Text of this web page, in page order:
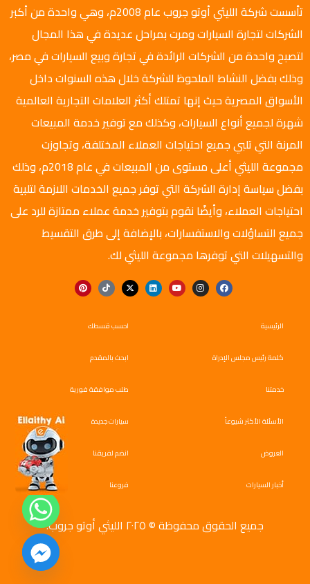
تأسست شركة الليثي أوتو جروب عام 2008م، وهي واحدة من أكبر
الشركات لتجارة السيارات ومرت بمراحل عديدة في هذا المجال
لتصبح واحدة من الشركات الرائدة في تجارة وبيع السيارات في مصر،
وذلك بفضل النشاط الملحوظ للشركة خلال هذه السنوات داخل
الأسواق المصرية حيث إنها تمتلك أكثر العلامات التجارية العالمية
شهرة لجميع أنواع السيارات، وكذلك مع توفير خدمة المبيعات
المرنة التي تلبي جميع احتياجات العملاء المختلفة، وتجاوزت
مجموعة الليثي أعلى مستوى من المبيعات في عام 2018م، وذلك
بفضل سياسة إدارة الشركة التي توفر جميع الخدمات اللازمة لتلبية
احتياجات العملاء، وأيضًا نقوم بتوفير خدمة عملاء ممتازة للرد على
جميع التساؤلات والاستفسارات، بالإضافة إلى طرق التقسيط
والتسهيلات التي توفرها مجموعة الليثي لك.
الرئيسية
كلمة رئيس مجلس الإدراة
خدمتنا
الأسئلة الأكثر شيوعاً
العروض
أخبار السيارات
احسب قسطك
ابحث بالمقدم
طلب موافقة فورية
سيارات جديدة
انضم لفريقنا
فروعنا
جميع الحقوق محفوظة © ٢٠٢٥ الليثي أوتو جروب.